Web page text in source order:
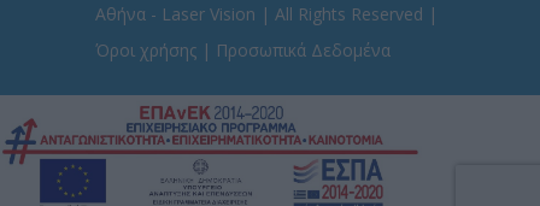
Αθήνα - Laser Vision | All Rights Reserved |
Όροι χρήσης | Προσωπικά Δεδομένα